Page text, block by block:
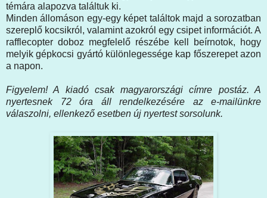
témára alapozva találtuk ki.
Minden állomáson egy-egy képet találtok majd a sorozatban
szereplő kocsikról, valamint azokról egy csipet információt. A
rafflecopter doboz megfelelő részébe kell beírnotok, hogy
melyik gépkocsi gyártó különlegessége kap főszerepet azon
a napon.
Figyelem! A kiadó csak magyarországi címre postáz. A
nyertesnek 72 óra áll rendelkezésére az e-mailünkre
válaszolni, ellenkező esetben új nyertest sorsolunk.